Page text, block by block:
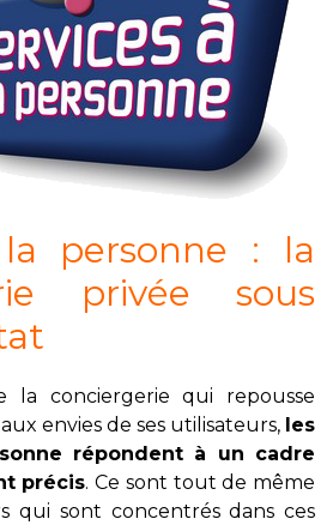
personne : la
privée sous
la conciergerie qui repousse
envies de ses utilisateurs, les
répondent à un cadre
précis. Ce sont tout de même
qui sont concentrés dans ces